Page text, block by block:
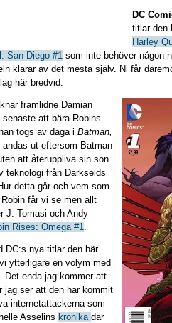
DC
titlar den
Harley
San Diego #1 som inte behöver någon
klarar av det mesta själv. Ni får
här bredvid.
framlidne Damian
senaste att bära Robins
togs av daga i Batman,
andas ut eftersom Batman
att återuppliva sin son
teknologi från Darkseids
detta går och vem som
Robin får vi se men allt
J. Tomasi och Andy
Rises: Omega #1.
DC:s nya titlar den här
ytterligare en volym med
. Det enda jag kommer att
jag ser att den har kommit
internetattackerna som
Asselins krönika där